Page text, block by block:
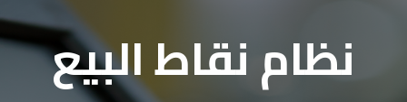
نظام نقاط البيع